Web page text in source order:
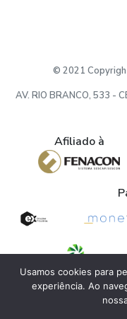
© 2021
AV. RIO BRANCO, 533 -
Afiliado à
Usamos cookies para
experiência. Ao